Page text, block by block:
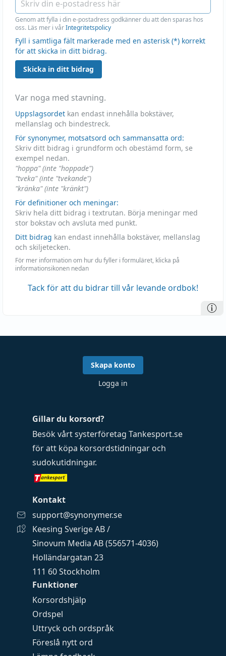
Genom att fylla i din e-postadress godkänner du att den sparas hos
oss. Läs mer i vårIntegritetspolicy
Fyll i samtliga fält markerade med en asterisk (*) korrekt
för att skicka in ditt bidrag.
Skicka in ditt bidrag
Var noga med stavning.
Uppslagsordet kan endast innehålla bokstäver,
mellanslag och bindestreck.
För synonymer, motsatsord och sammansatta ord:
Skriv ditt bidrag i grundform och obestämd form, se
exempel nedan.
"hoppa" (inte "hoppade")
"tveka" (inte "tvekande")
"kränka" (inte "kränkt")
För definitioner och meningar:
Skriv hela ditt bidrag i textrutan. Börja meningar med
stor bokstav och avsluta med punkt.
Ditt bidrag kan endast innehålla bokstäver, mellanslag
och skiljetecken.
För mer information om hur du fyller i formuläret, klicka på
informationsikonen nedan
Tack för att du bidrar till vår levande ordbok!
Funktioner
Korsordshjälp
Ordspel
Uttryck och ordspråk
Föreslå nytt ord
Gillar du korsord?
Besök vårt systerföretag Tankesport.se
för att köpa korsordstidningar och
sudokutidningar.
Kontakt
support@synonymer.se
Keesing Sverige AB /
Sinovum Media AB (556571-4036)
Holländargatan 23
111 60 Stockholm
Skapa konto
Logga in